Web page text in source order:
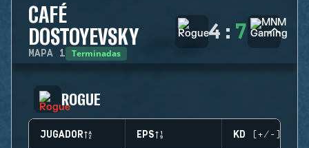
CAFÉ
DOSTOYEVSKY
MAPA 1 Terminadas
4 : 7
ROGUE
JUGADOR EPS KD (+/-)